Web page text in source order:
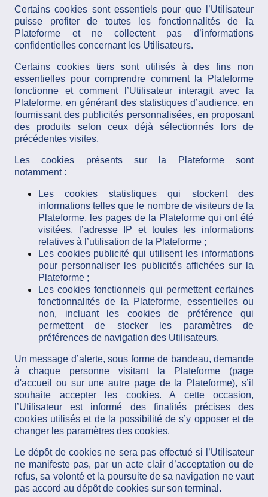
Certains cookies sont essentiels pour que l’Utilisateur
puisse profiter de toutes les fonctionnalités de la
Plateforme et ne collectent pas d’informations
confidentielles concernant les Utilisateurs.
Certains cookies tiers sont utilisés à des fins non
essentielles pour comprendre comment la Plateforme
fonctionne et comment l’Utilisateur interagit avec la
Plateforme, en générant des statistiques d’audience, en
fournissant des publicités personnalisées, en proposant
des produits selon ceux déjà sélectionnés lors de
précédentes visites.
Les cookies présents sur la Plateforme sont
notamment :
Les cookies statistiques qui stockent des
informations telles que le nombre de visiteurs de la
Plateforme, les pages de la Plateforme qui ont été
visitées, l’adresse IP et toutes les informations
relatives à l’utilisation de la Plateforme ;
Les cookies publicité qui utilisent les informations
pour personnaliser les publicités affichées sur la
Plateforme ;
Les cookies fonctionnels qui permettent certaines
fonctionnalités de la Plateforme, essentielles ou
non, incluant les cookies de préférence qui
permettent de stocker les paramètres de
préférences de navigation des Utilisateurs.
Un message d’alerte, sous forme de bandeau, demande
à chaque personne visitant la Plateforme (page
d'accueil ou sur une autre page de la Plateforme), s’il
souhaite accepter les cookies. A cette occasion,
l’Utilisateur est informé des finalités précises des
cookies utilisés et de la possibilité de s’y opposer et de
changer les paramètres des cookies.
Le dépôt de cookies ne sera pas effectué si l’Utilisateur
ne manifeste pas, par un acte clair d’acceptation ou de
refus, sa volonté et la poursuite de sa navigation ne vaut
pas accord au dépôt de cookies sur son terminal.